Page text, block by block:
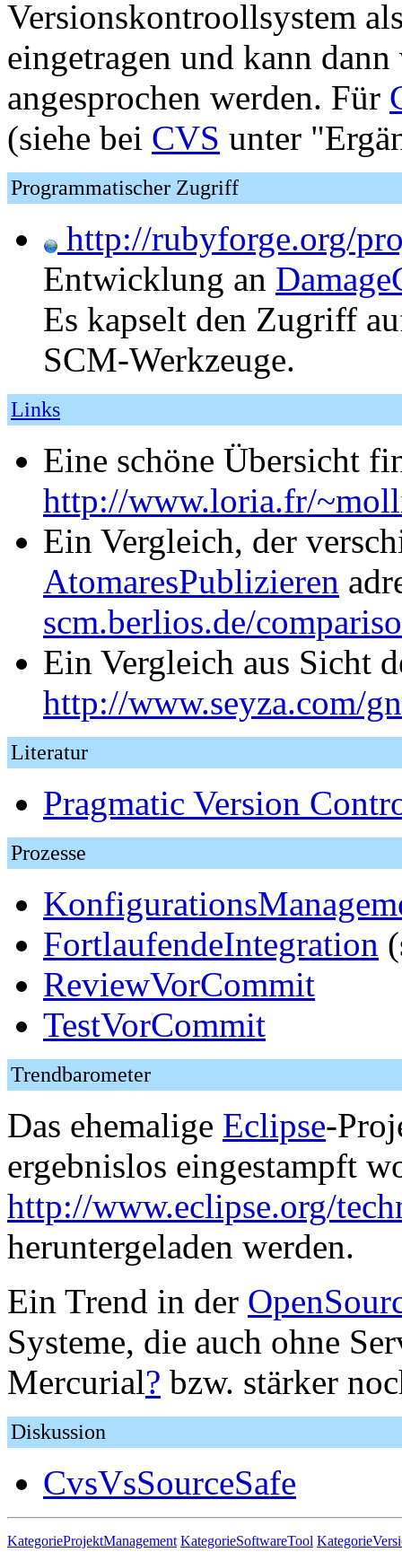
Versionskontroollsystem
eingetragen und kann
angesprochen werden. Für
(siehe bei CVS unter
Programmatischer Zugriff
http://rubyforge.org/
Entwicklung an
Es kapselt den Zugriff
SCM-Werkzeuge.
Links
Eine schöne Übersicht
http://www.loria.fr/
Ein Vergleich, der
AtomaresPublizieren
scm.berlios.de/
Ein Vergleich aus Sicht
http://www.seyza.com/
Literatur
Pragmatic Version
Prozesse
FortlaufendeIntegration
ReviewVorCommit
TestVorCommit
Trendbarometer
Das ehemalige Eclipse-
ergebnislos eingestampft
http://www.eclipse.org/
heruntergeladen werden.
Ein Trend in der
Systeme, die auch ohne
Mercurial? bzw. stärker
Diskussion
CvsVsSourceSafe
KategorieProjektManagement KategorieSoftwareTool